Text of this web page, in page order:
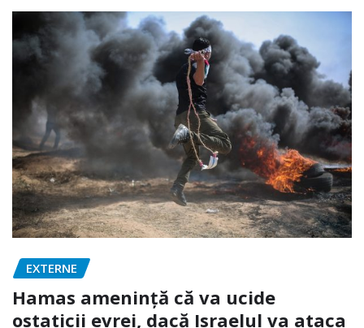
EXTERNE
Hamas amenință că va ucide
ostaticii evrei, dacă Israelul va ataca